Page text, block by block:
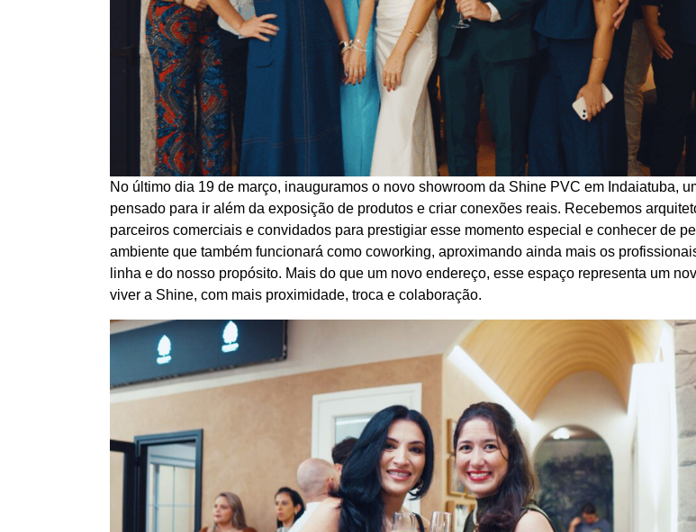
No último dia 19 de março, inauguramos o novo showroom da Shine PVC em Indaiatuba,
pensado para ir além da exposição de produtos e criar conexões reais. Recebemos
parceiros comerciais e convidados para prestigiar esse momento especial e conhecer de
ambiente que também funcionará como coworking, aproximando ainda mais os
linha e do nosso propósito. Mais do que um novo endereço, esse espaço representa um
viver a Shine, com mais proximidade, troca e colaboração.